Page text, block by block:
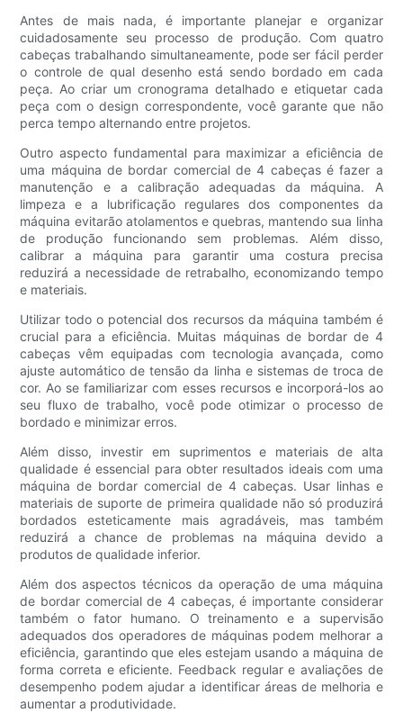
Antes de mais nada, é importante planejar e organizar
cuidadosamente seu processo de produção. Com quatro
cabeças trabalhando simultaneamente, pode ser fácil perder
o controle de qual desenho está sendo bordado em cada
peça. Ao criar um cronograma detalhado e etiquetar cada
peça com o design correspondente, você garante que não
perca tempo alternando entre projetos.
Outro aspecto fundamental para maximizar a eficiência de
uma máquina de bordar comercial de 4 cabeças é fazer a
manutenção e a calibração adequadas da máquina. A
limpeza e a lubrificação regulares dos componentes da
máquina evitarão atolamentos e quebras, mantendo sua linha
de produção funcionando sem problemas. Além disso,
calibrar a máquina para garantir uma costura precisa
reduzirá a necessidade de retrabalho, economizando tempo
e materiais.
Utilizar todo o potencial dos recursos da máquina também é
crucial para a eficiência. Muitas máquinas de bordar de 4
cabeças vêm equipadas com tecnologia avançada, como
ajuste automático de tensão da linha e sistemas de troca de
cor. Ao se familiarizar com esses recursos e incorporá-los ao
seu fluxo de trabalho, você pode otimizar o processo de
bordado e minimizar erros.
Além disso, investir em suprimentos e materiais de alta
qualidade é essencial para obter resultados ideais com uma
máquina de bordar comercial de 4 cabeças. Usar linhas e
materiais de suporte de primeira qualidade não só produzirá
bordados esteticamente mais agradáveis, mas também
reduzirá a chance de problemas na máquina devido a
produtos de qualidade inferior.
Além dos aspectos técnicos da operação de uma máquina
de bordar comercial de 4 cabeças, é importante considerar
também o fator humano. O treinamento e a supervisão
adequados dos operadores de máquinas podem melhorar a
eficiência, garantindo que eles estejam usando a máquina de
forma correta e eficiente. Feedback regular e avaliações de
desempenho podem ajudar a identificar áreas de melhoria e
aumentar a produtividade.